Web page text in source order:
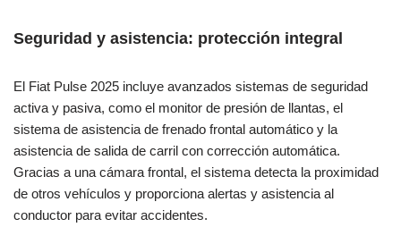
Seguridad y asistencia: protección integral
El Fiat Pulse 2025 incluye avanzados sistemas de seguridad
activa y pasiva, como el monitor de presión de llantas, el
sistema de asistencia de frenado frontal automático y la
asistencia de salida de carril con corrección automática.
Gracias a una cámara frontal, el sistema detecta la proximidad
de otros vehículos y proporciona alertas y asistencia al
conductor para evitar accidentes.